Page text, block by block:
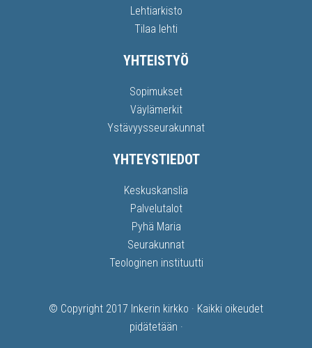
Lehtiarkisto
Tilaa lehti
YHTEISTYÖ
Sopimukset
Väylämerkit
Ystävyysseurakunnat
YHTEYSTIEDOT
Keskuskanslia
Palvelutalot
Pyhä Maria
Seurakunnat
Teologinen instituutti
© Copyright 2017 Inkerin kirkko · Kaikki oikeudet
pidätetään ·